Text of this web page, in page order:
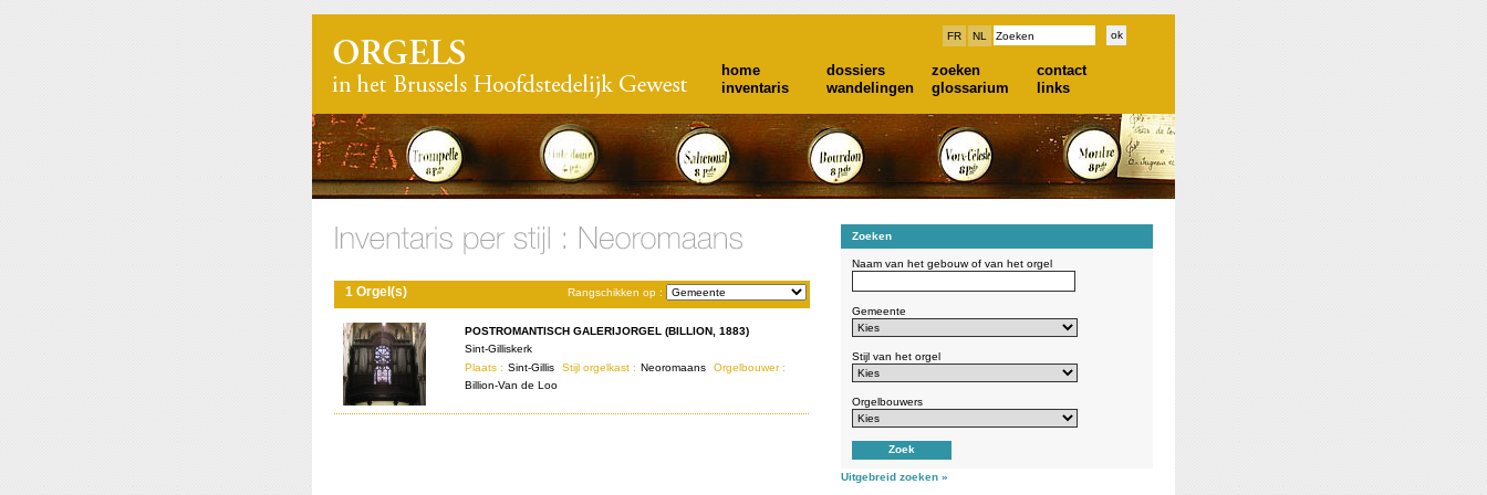
FR NL
home dossiers zoeken
contact
inventaris
wandelingen glossarium links
Rangschikken op :
1 Orgel(s)
POSTROMANTISCH GALERIJORGEL (BILLION, 1883)
Sint-Gilliskerk
Plaats : Sint-Gillis Stijl orgelkast : Neoromaans
Orgelbouwer :
Billion-Van de Loo
Zoeken
Naam van het gebouw of van het orgel
Gemeente
Stijl van het orgel
Orgelbouwers
Uitgebreid zoeken »